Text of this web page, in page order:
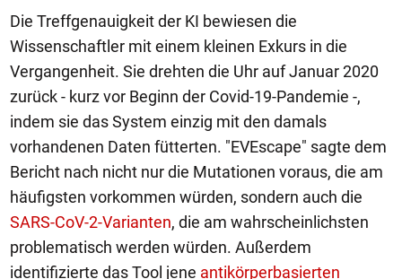
Die Treffgenauigkeit der KI bewiesen die
Wissenschaftler mit einem kleinen Exkurs in die
Vergangenheit. Sie drehten die Uhr auf Januar 2020
zurück - kurz vor Beginn der Covid-19-Pandemie -,
indem sie das System einzig mit den damals
vorhandenen Daten fütterten. "EVEscape" sagte dem
Bericht nach nicht nur die Mutationen voraus, die am
häufigsten vorkommen würden, sondern auch die
SARS-CoV-2-Varianten, die am wahrscheinlichsten
problematisch werden würden. Außerdem
identifizierte das Tool jene antikörperbasierten